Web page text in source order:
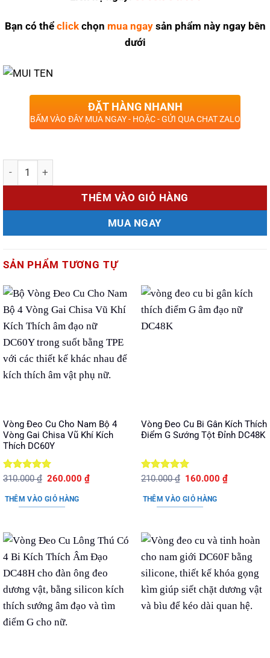
Bạn có thể clickchọn mua ngaysản phẩm này ngay bên
dưới
ĐẶT HÀNG NHANH
BẤM VÀO ĐÂY MUA NGAY - HOẶC - GỬI QUA CHAT ZALO
Số lượng
THÊM VÀO GIỎ HÀNG
MUA NGAY
SẢN PHẨM TƯƠNG TỰ
Vòng Đeo Cu Cho Nam Bộ 4
Vòng Gai Chisa Vũ Khí Kích
Thích DC60Y
Được xếp
sao
310.000₫ Giá
là:
310.000 ₫.
260.000₫Giá
THÊM VÀO GIỎ HÀNG
Vòng Đeo Cu Bi Gân Kích Thích
Điểm G Sướng Tột Đỉnh DC48K
Được xếp
sao
210.000₫ Giá
là:
210.000 ₫.
160.000₫Giá
THÊM VÀO GIỎ HÀNG